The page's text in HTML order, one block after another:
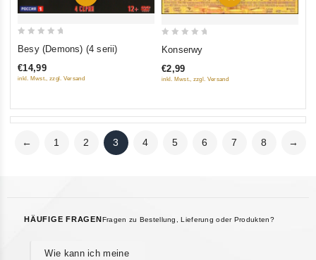
of
Besy (Demons) (4 serii)
€14,99
inkl. Mwst., zzgl. Versand
of
Konserwy
€2,99
inkl. Mwst., zzgl. Versand
← 1 2 3 4 5 6 7 8 →
HÄUFIGE FRAGEN Fragen zu Bestellung, Lieferung oder Produkten?
Wie kann ich meine